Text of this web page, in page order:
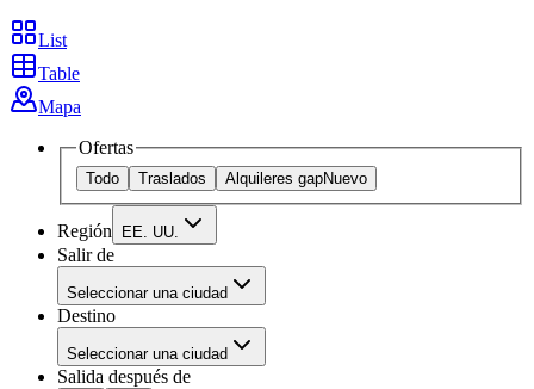
List
Table
Mapa
Ofertas
Todo Traslados Alquileres gapNuevo
Región EE. UU.
Salir de
Seleccionar una ciudad
Destino
Seleccionar una ciudad
Salida después de